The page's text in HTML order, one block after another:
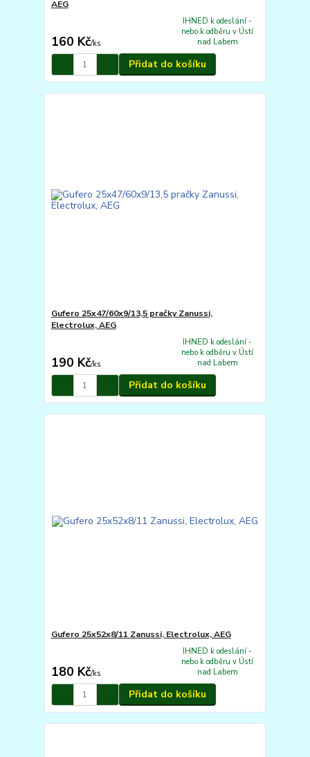
AEG
160 Kč/ks
IHNED k odeslání -
nebo k odběru v Ústí
nad Labem
Přidat do košíku
Gufero 25x47/60x9/13,5 pračky Zanussi,
Electrolux, AEG
190 Kč/ks
IHNED k odeslání -
nebo k odběru v Ústí
nad Labem
Přidat do košíku
Gufero 25x52x8/11 Zanussi, Electrolux, AEG
180 Kč/ks
IHNED k odeslání -
nebo k odběru v Ústí
nad Labem
Přidat do košíku